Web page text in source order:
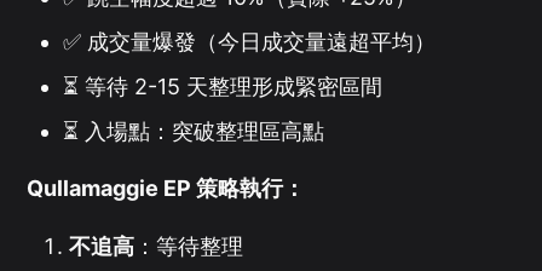
✅ 成交量爆發（今日成交量遠超平均）
⏳ 等待 2-15 天整理形成緊密區間
⏳ 入場點：突破整理區高點
Qullamaggie EP 策略執行：
不追高 ：等待整理